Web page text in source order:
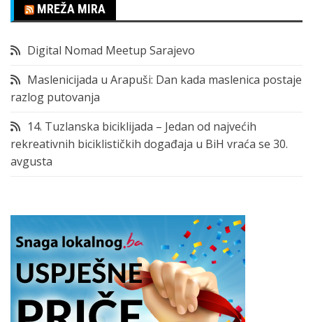
MREŽA MIRA
Digital Nomad Meetup Sarajevo
Maslenicijada u Arapuši: Dan kada maslenica postaje
razlog putovanja
14. Tuzlanska biciklijada – Jedan od najvećih
rekreativnih biciklističkih događaja u BiH vraća se 30.
avgusta